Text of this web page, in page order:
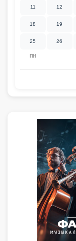
ПН
11 12
18 19
25 26